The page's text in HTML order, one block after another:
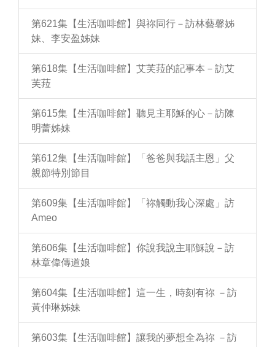
第621集【生活咖啡館】與祢同行－訪林藝馨姊
妹、李安盈姊妹
第618集【生活咖啡館】艾芙菈的記事本－訪艾
芙菈
第615集【生活咖啡館】聽見主耶穌的心－訪陳
明蕾姊妹
第612集【生活咖啡館】「爸爸與我話主恩」父
親節特別節目
第609集【生活咖啡館】「祢觸動我心深處」訪
Ameo
第606集【生活咖啡館】你說我說主耶穌說－訪
林章偉傳道娘
第604集【生活咖啡館】這一生，時刻有祢 －訪
黃仲琳姊妹
第603集【生活咖啡館】讓我的夢想全為祢 －訪